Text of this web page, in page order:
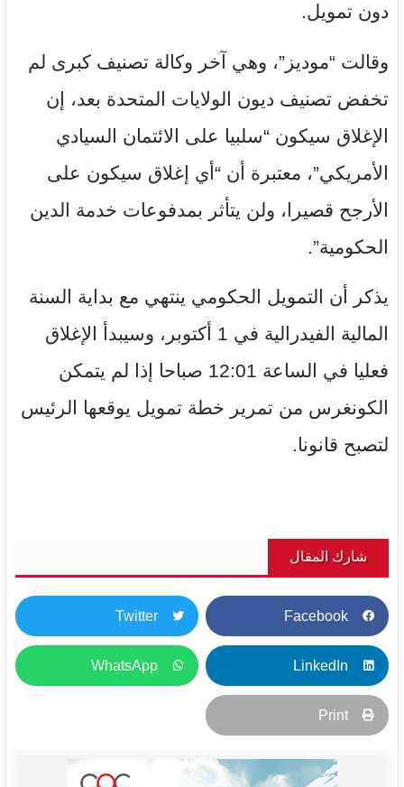
دون تمويل.
وقالت “موديز”، وهي آخر وكالة تصنيف كبرى لم
تخفض تصنيف ديون الولايات المتحدة بعد، إن
الإغلاق سيكون “سلبيا على الائتمان السيادي
الأمريكي”، معتبرة أن “أي إغلاق سيكون على
الأرجح قصيرا، ولن يتأثر بمدفوعات خدمة الدين
الحكومية”.
يذكر أن التمويل الحكومي ينتهي مع بداية السنة
المالية الفيدرالية في 1 أكتوبر، وسيبدأ الإغلاق
فعليا في الساعة 12:01 صباحا إذا لم يتمكن
الكونغرس من تمرير خطة تمويل يوقعها الرئيس
لتصبح قانونا.
شارك المقال
Facebook
Twitter
LinkedIn
WhatsApp
Print